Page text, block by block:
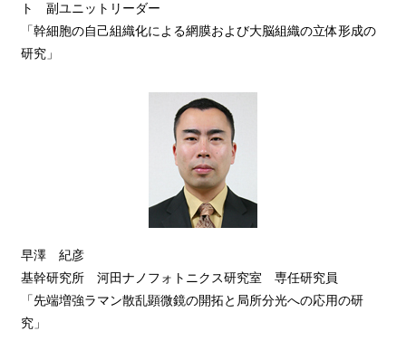
ト 副ユニットリーダー
「幹細胞の自己組織化による網膜および大脳組織の立体形成の
研究」
早澤 紀彦
基幹研究所 河田ナノフォトニクス研究室 専任研究員
「先端増強ラマン散乱顕微鏡の開拓と局所分光への応用の研
究」